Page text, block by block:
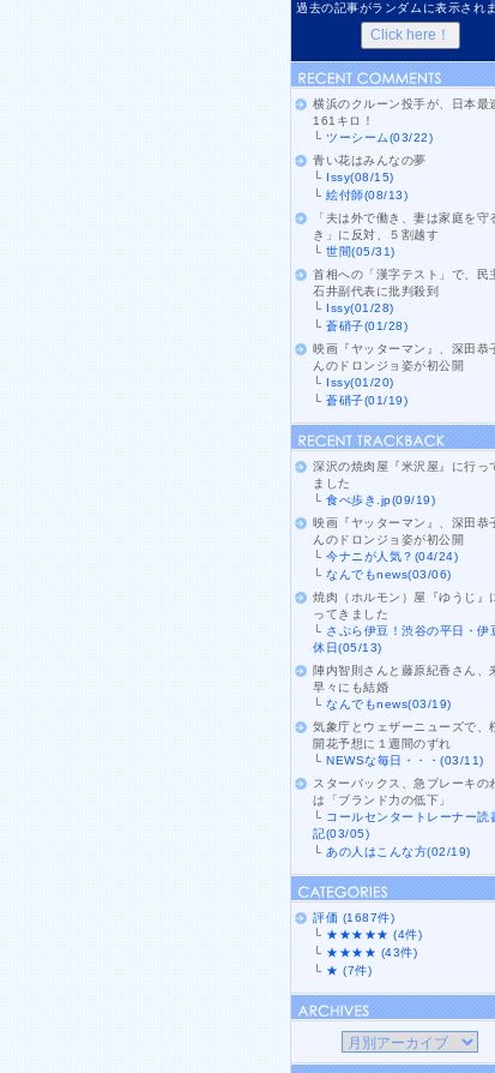
過去の記事がランダムに表示され
横浜のクルーン投手が、日本最
161キロ！
└ツーシーム(03/22)
青い花はみんなの夢
└ Issy(08/15)
└絵付師(08/13)
「夫は外で働き、妻は家庭を守
き」に反対、５割越す
└世間(05/31)
首相への「漢字テスト」で、民
石井副代表に批判殺到
└ Issy(01/28)
└蒼硝子(01/28)
映画『ヤッターマン』、深田恭
んのドロンジョ姿が初公開
└ Issy(01/20)
└蒼硝子(01/19)
深沢の焼肉屋『米沢屋』に行っ
ました
└食べ歩き.jp(09/19)
映画『ヤッターマン』、深田恭
んのドロンジョ姿が初公開
└今ナニが人気？(04/24)
└なんでもnews(03/06)
焼肉（ホルモン）屋『ゆうじ』
ってきました
└ さぷら伊豆！渋谷の平日・伊
休日(05/13)
陣内智則さんと藤原紀香さん、
早々にも結婚
└なんでもnews(03/19)
気象庁とウェザーニューズで、
開花予想に１週間のずれ
└NEWSな毎日・・・(03/11)
スターバックス、急ブレーキの
は「ブランド力の低下」
└ コールセンタートレーナー読
記(03/05)
└ あの人はこんな方(02/19)
評価 (1687件)
└ ★★★★★ (4件)
└ ★★★★ (43件)
└ ★ (7件)